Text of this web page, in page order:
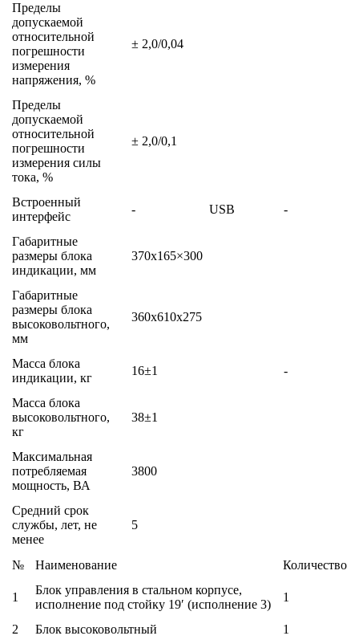
Пределы
допускаемой
относительной
погрешности
измерения
напряжения, %
± 2,0/0,04
Пределы
допускаемой
относительной
погрешности
измерения силы
тока, %
± 2,0/0,1
Встроенный
интерфейс
- USB -
Габаритные
размеры блока
индикации, мм
370х165×300
Габаритные
размеры блока
высоковольтного,
мм
360х610х275
Масса блока
индикации, кг
16±1 -
Масса блока
высоковольтного,
кг
38±1
Максимальная
потребляемая
мощность, ВА
3800
Средний срок
службы, лет, не
менее
5
№ Наименование Количество
1
Блок управления в стальном корпусе,
исполнение под стойку 19′ (исполнение 3)
1
2 Блок высоковольтный
1